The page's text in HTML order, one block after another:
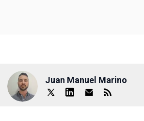
Juan Manuel Marino